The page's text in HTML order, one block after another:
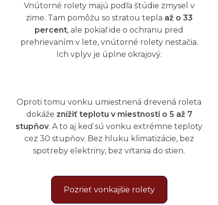
Vnútorné rolety majú podľa štúdie zmysel v
zime. Tam pomôžu so stratou tepla až o 33
percent, ale pokiaľ ide o ochranu pred
prehrievaním v lete, vnútorné rolety nestačia.
Ich vplyv je úplne okrajový.
Oproti tomu vonku umiestnená drevená roleta
dokáže znížiť teplotu v miestnosti o 5 až 7
stupňov. A to aj keď sú vonku extrémne teploty
cez 30 stupňov. Bez hluku klimatizácie, bez
spotreby elektriny, bez vŕtania do stien.
Pozrieť vonkajšie rolety